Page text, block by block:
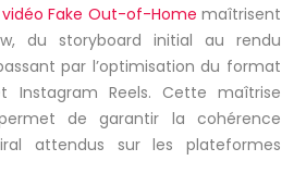
Fake Out-of-Home maîtrisent
du storyboard initial au rendu
par l’optimisation du format
Instagram Reels. Cette maîtrise
de garantir la cohérence
attendus sur les plateformes